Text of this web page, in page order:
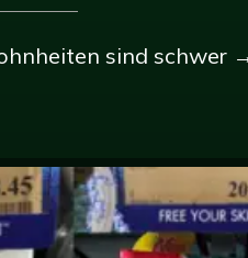
sind schwer